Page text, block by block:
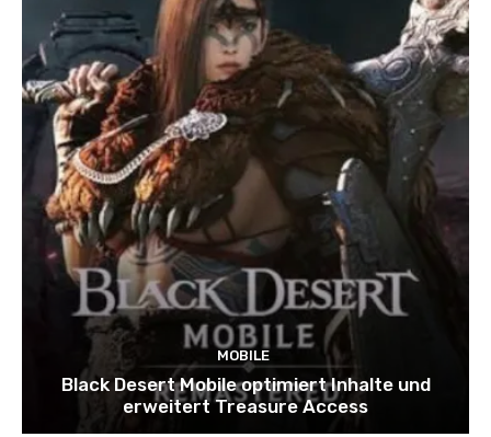
MOBILE
Black Desert Mobile optimiert Inhalte und
erweitert Treasure Access